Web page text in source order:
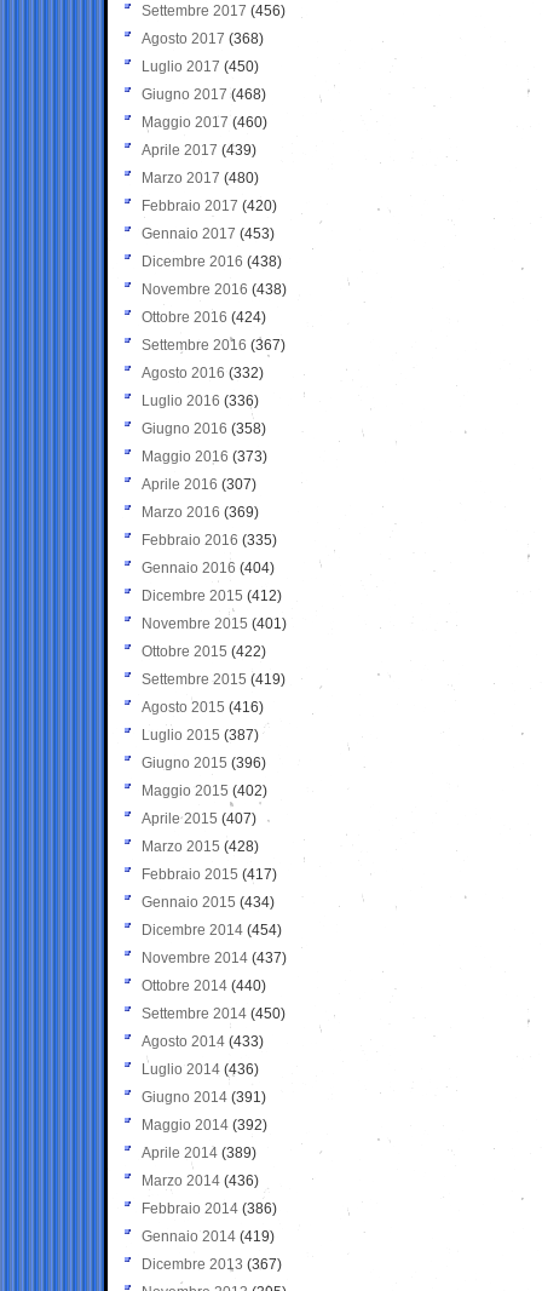
Settembre 2017 (456)
Agosto 2017 (368)
Luglio 2017 (450)
Giugno 2017 (468)
Maggio 2017 (460)
Aprile 2017 (439)
Marzo 2017 (480)
Febbraio 2017 (420)
Gennaio 2017 (453)
Dicembre 2016 (438)
Novembre 2016 (438)
Ottobre 2016 (424)
Settembre 2016 (367)
Agosto 2016 (332)
Luglio 2016 (336)
Giugno 2016 (358)
Maggio 2016 (373)
Aprile 2016 (307)
Marzo 2016 (369)
Febbraio 2016 (335)
Gennaio 2016 (404)
Dicembre 2015 (412)
Novembre 2015 (401)
Ottobre 2015 (422)
Settembre 2015 (419)
Agosto 2015 (416)
Luglio 2015 (387)
Giugno 2015 (396)
Maggio 2015 (402)
Aprile 2015 (407)
Marzo 2015 (428)
Febbraio 2015 (417)
Gennaio 2015 (434)
Dicembre 2014 (454)
Novembre 2014 (437)
Ottobre 2014 (440)
Settembre 2014 (450)
Agosto 2014 (433)
Luglio 2014 (436)
Giugno 2014 (391)
Maggio 2014 (392)
Aprile 2014 (389)
Marzo 2014 (436)
Febbraio 2014 (386)
Gennaio 2014 (419)
Dicembre 2013 (367)